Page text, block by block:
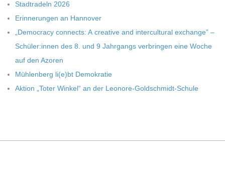
D
T
-
C
Stadt­ra­deln 2026
Erin­ne­run­gen an Hannover
„Demo­cracy con­nects: A crea­tive and inter­cul­tu­ral exch­ange” –
Schüler:innen des 8. und 9 Jahr­gangs ver­brin­gen eine Woche
auf den Azoren
Müh­len­berg li(e)bt Demokratie
Aktion „Toter Win­kel“ an der Leonore-Goldschmidt-Schule